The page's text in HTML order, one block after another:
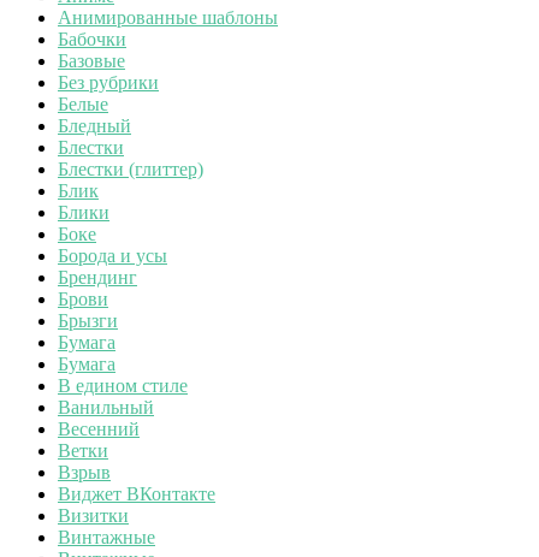
Анимированные шаблоны
Бабочки
Базовые
Без рубрики
Белые
Бледный
Блестки
Блестки (глиттер)
Блик
Блики
Боке
Борода и усы
Брендинг
Брови
Брызги
Бумага
Бумага
В едином стиле
Ванильный
Весенний
Ветки
Взрыв
Виджет ВКонтакте
Визитки
Винтажные